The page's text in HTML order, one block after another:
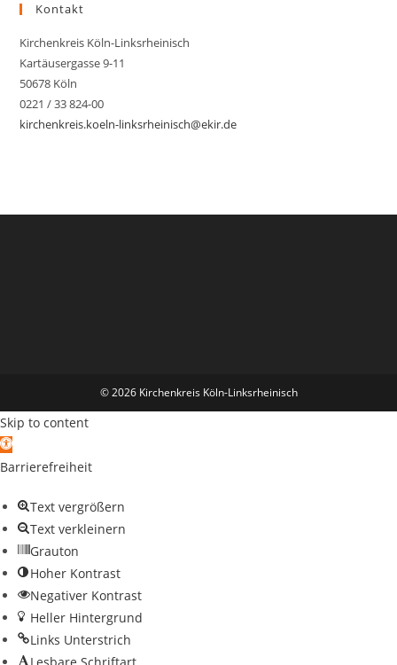
Kontakt
Kirchenkreis Köln-Linksrheinisch
Kartäusergasse 9-11
50678 Köln
0221 / 33 824-00
kirchenkreis.koeln-linksrheinisch@ekir.de
© 2026 Kirchenkreis Köln-Linksrheinisch
Skip to content
Open toolbar
Barrierefreiheit
Text vergrößern
Text verkleinern
Grauton
Hoher Kontrast
Negativer Kontrast
Heller Hintergrund
Links Unterstrich